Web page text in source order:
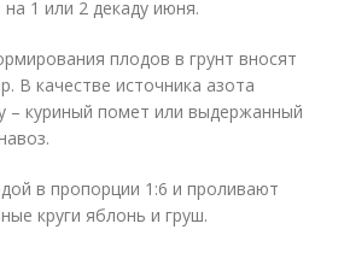
1 или 2 декаду июня.
плодов в грунт вносят
В качестве источника азота
– куриный помет или выдержанный
в пропорции 1:6 и проливают
круги яблонь и груш.